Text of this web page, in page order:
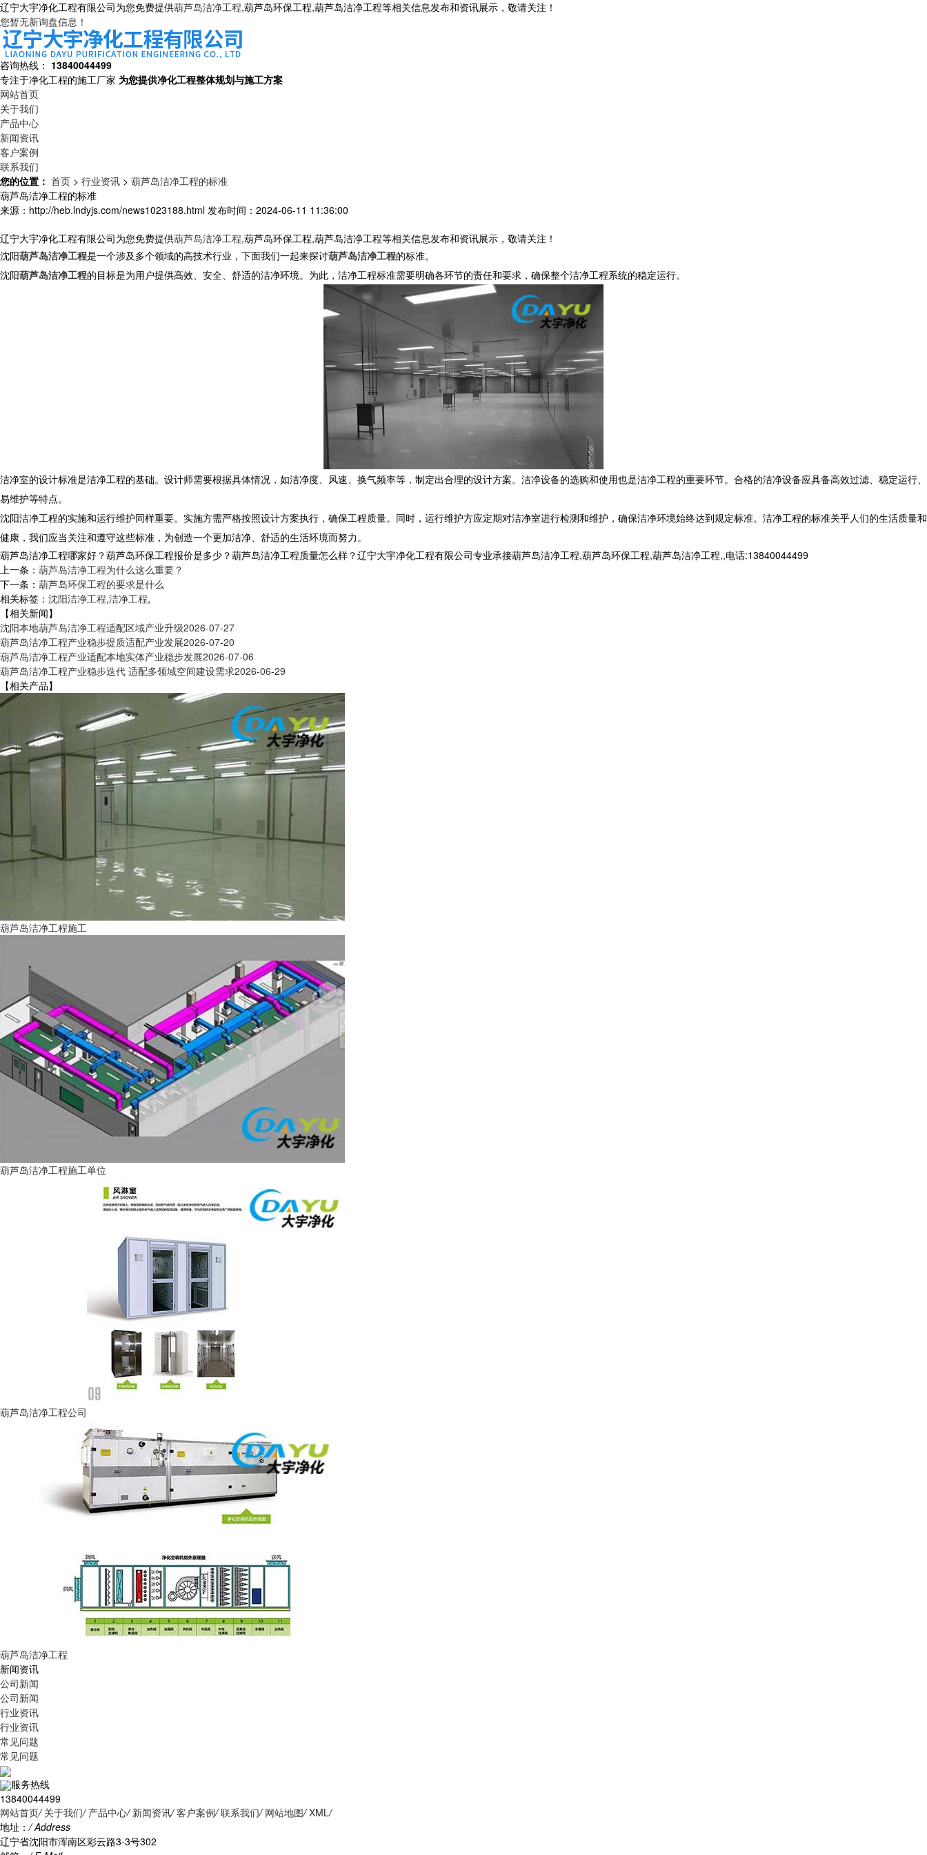
辽宁大宇净化工程有限公司为您免费提供葫芦岛洁净工程,葫芦岛环保工程,葫芦岛洁净工程等相关信息发布和资讯展示，敬请关注！
您暂无新询盘信息！
咨询热线： 13840044499
专注于净化工程的施工厂家 为您提供净化工程整体规划与施工方案
网站首页
关于我们
产品中心
新闻资讯
客户案例
联系我们
您的位置： 首页 > 行业资讯 > 葫芦岛洁净工程的标准
葫芦岛洁净工程的标准
来源：http://heb.lndyjs.com/news1023188.html 发布时间：2024-06-11 11:36:00
辽宁大宇净化工程有限公司为您免费提供葫芦岛洁净工程,葫芦岛环保工程,葫芦岛洁净工程等相关信息发布和资讯展示，敬请关注！
沈阳葫芦岛洁净工程是一个涉及多个领域的高技术行业，下面我们一起来探讨葫芦岛洁净工程的标准。
沈阳葫芦岛洁净工程的目标是为用户提供高效、安全、舒适的洁净环境。为此，洁净工程标准需要明确各环节的责任和要求，确保整个洁净工程系统的稳定运行。
洁净室的设计标准是洁净工程的基础。设计师需要根据具体情况，如洁净度、风速、换气频率等，制定出合理的设计方案。洁净设备的选购和使用也是洁净工程的重要环节。合格的洁净设备应具备高效过滤、稳定运行、
易维护等特点。
沈阳洁净工程的实施和运行维护同样重要。实施方需严格按照设计方案执行，确保工程质量。同时，运行维护方应定期对洁净室进行检测和维护，确保洁净环境始终达到规定标准。洁净工程的标准关乎人们的生活质量和
健康，我们应当关注和遵守这些标准，为创造一个更加洁净、舒适的生活环境而努力。
葫芦岛洁净工程哪家好？葫芦岛环保工程报价是多少？葫芦岛洁净工程质量怎么样？辽宁大宇净化工程有限公司专业承接葫芦岛洁净工程,葫芦岛环保工程,葫芦岛洁净工程,,电话:13840044499
上一条： 葫芦岛洁净工程为什么这么重要？
下一条： 葫芦岛环保工程的要求是什么
相关标签： 沈阳洁净工程,洁净工程,
【相关新闻】
沈阳本地葫芦岛洁净工程适配区域产业升级2026-07-27
葫芦岛洁净工程产业稳步提质适配产业发展2026-07-20
葫芦岛洁净工程产业适配本地实体产业稳步发展2026-07-06
葫芦岛洁净工程产业稳步迭代 适配多领域空间建设需求2026-06-29
【相关产品】
葫芦岛洁净工程施工
葫芦岛洁净工程施工单位
葫芦岛洁净工程公司
葫芦岛洁净工程
新闻资讯
公司新闻
公司新闻
行业资讯
行业资讯
常见问题
常见问题
服务热线
13840044499
网站首页/ 关于我们/ 产品中心/ 新闻资讯/ 客户案例/ 联系我们/ 网站地图/ XML/
地址：/ Address
辽宁省沈阳市浑南区彩云路3-3号302